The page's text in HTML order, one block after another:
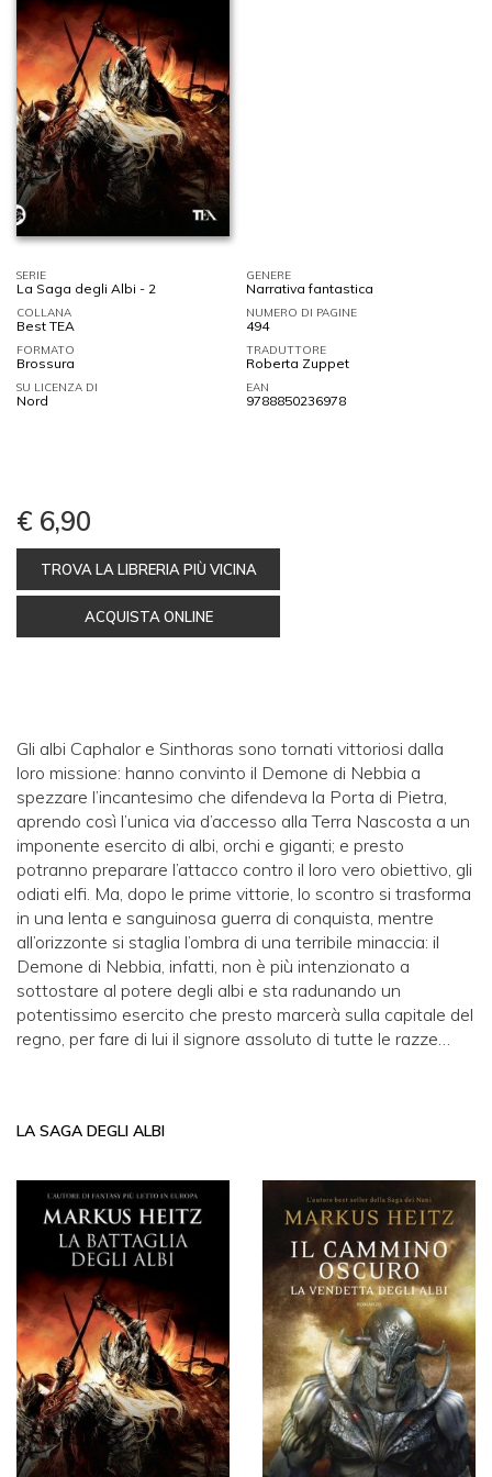
SERIE
La Saga degli Albi - 2
GENERE
Narrativa fantastica
COLLANA
Best TEA
NUMERO DI PAGINE
494
FORMATO
Brossura
TRADUTTORE
Roberta Zuppet
SU LICENZA DI
Nord
EAN
9788850236978
€ 6,90
TROVA LA LIBRERIA PIÙ VICINA
ACQUISTA ONLINE
Gli albi Caphalor e Sinthoras sono tornati vittoriosi dalla
loro missione: hanno convinto il Demone di Nebbia a
spezzare l’incantesimo che difendeva la Porta di Pietra,
aprendo così l’unica via d’accesso alla Terra Nascosta a un
imponente esercito di albi, orchi e giganti; e presto
potranno preparare l’attacco contro il loro vero obiettivo, gli
odiati elfi. Ma, dopo le prime vittorie, lo scontro si trasforma
in una lenta e sanguinosa guerra di conquista, mentre
all’orizzonte si staglia l’ombra di una terribile minaccia: il
Demone di Nebbia, infatti, non è più intenzionato a
sottostare al potere degli albi e sta radunando un
potentissimo esercito che presto marcerà sulla capitale del
regno, per fare di lui il signore assoluto di tutte le razze…
LA SAGA DEGLI ALBI